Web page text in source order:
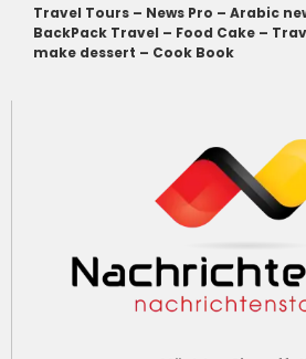
Travel Tours – News Pro – Arabic
BackPack Travel – Food Cake –
make dessert – Cook Book